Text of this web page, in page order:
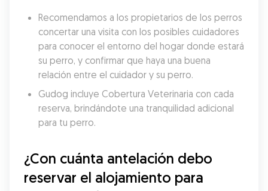
Recomendamos a los propietarios de los perros
concertar una visita con los posibles cuidadores
para conocer el entorno del hogar donde estará
su perro, y confirmar que haya una buena
relación entre el cuidador y su perro.
Gudog incluye Cobertura Veterinaria con cada
reserva, brindándote una tranquilidad adicional
para tu perro.
¿Con cuánta antelación debo
reservar el alojamiento para